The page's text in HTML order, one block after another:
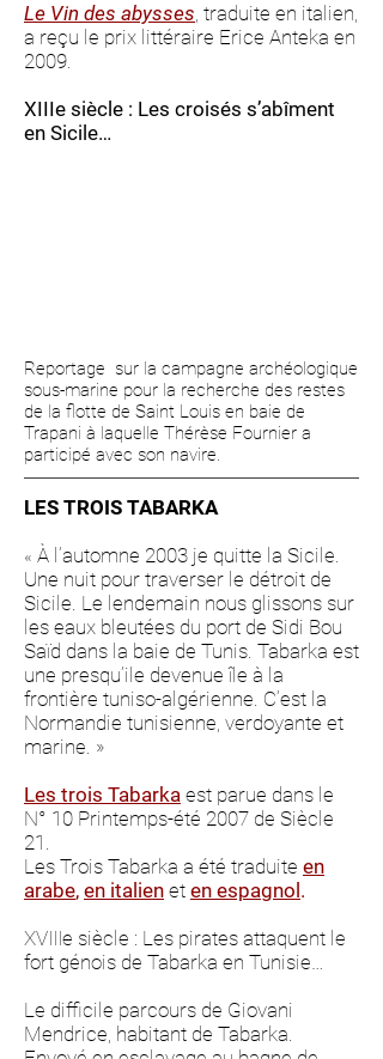
Le Vin des abysses, traduite en italien,
a reçu le prix littéraire Erice Anteka en
2009.
XIIIe siècle : Les croisés s’abîment
en Sicile…
Reportage sur la campagne archéologique
sous-marine pour la recherche des restes
de la flotte de Saint Louis en baie de
Trapani à laquelle Thérèse Fournier a
participé avec son navire.
LES TROIS TABARKA
« À l’automne 2003 je quitte la Sicile.
Une nuit pour traverser le détroit de
Sicile. Le lendemain nous glissons sur
les eaux bleutées du port de Sidi Bou
Saïd dans la baie de Tunis. Tabarka est
une presqu’ile devenue île à la
frontière tuniso-algérienne. C’est la
Normandie tunisienne, verdoyante et
marine. »
Les trois Tabarka est parue dans le
N° 10 Printemps-été 2007 de Siècle
21.
Les Trois Tabarka a été traduite en
arabe, en italien et en espagnol .
XVIIIe siècle : Les pirates attaquent le
fort génois de Tabarka en Tunisie…
Le difficile parcours de Giovani
Mendrice, habitant de Tabarka.